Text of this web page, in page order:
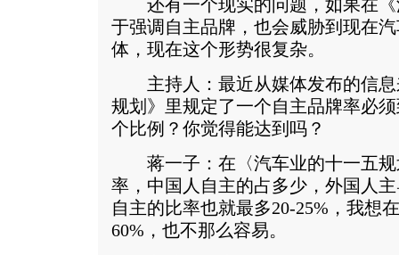
还有一个现实的问题，如果在《
于强调自主品牌，也会威胁到现在
体，现在这个形势很复杂。
主持人：最近从媒体发布的信息
规划》里规定了一个自主品牌率必
个比例？你觉得能达到吗？
蒋一子：在〈汽车业的十一五规
率，中国人自主的占多少，外国人
自主的比率也就最多20-25%，我想
60%，也不那么容易。